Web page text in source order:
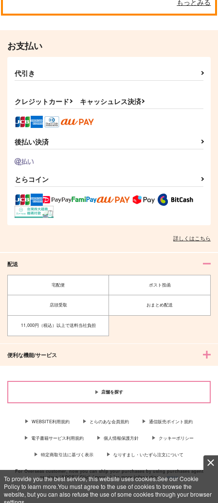
To provide you the best service, this website uses cookies.See our Cookie
Policy to learn more.You must agree to the use of cookies to browse the
website, but you can also refuse the use of some cookies through your browser
まるで初恋のような
944円（税込）
サンプル
660円（税込）
絶華WEB再録集2018-
1,208円（税込）
ＳｈａｌｌＷｅＤａｎ
ｃｅ？ひふどワンライ
1,887
作品詳細
わり編
629
作品詳細
単勝1.7倍
専売 629円
ヒプノシスマイク
サンプル
GOZOUROPPU
専売 315円
手短に、編む。
iCY MiLK LAKE
専売 157円
お支払い
代引き
クレジットカード キャッシュレス決済
後払い決済
とらコイン
詳しくはこちら
配送
宅配便 ポスト投函
店頭受取 おまとめ配送
11,000円（税込）以上で送料当社負担
便利な機能/サービス
店舗を探す
WEBSITE利用規約 とらのあな会員規約 通信販売ポイント規約
電子書籍サービス利用規約 個人情報保護方針 クッキーポリシー
特定商取引法に基づく表示 なりすまし・いたずら注文について
For Overseas customer, now you can ship your purchases by using purchases agent
services “AOCS”! Click {more…} for more information …more